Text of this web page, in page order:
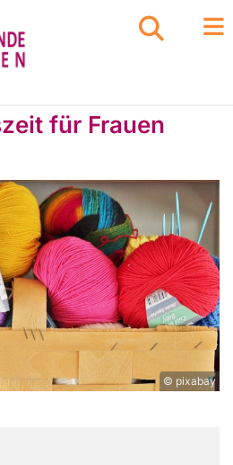
für Frauen
© pixabay